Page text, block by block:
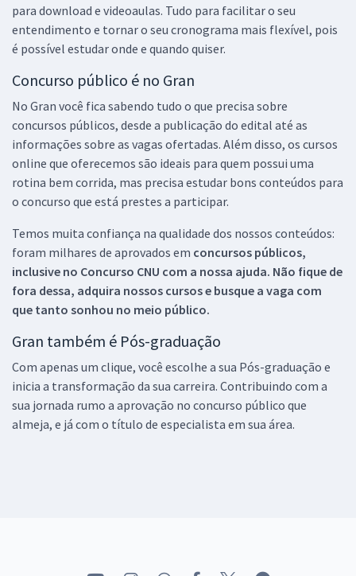
para download e videoaulas. Tudo para facilitar o seu
entendimento e tornar o seu cronograma mais flexível, pois
é possível estudar onde e quando quiser.
Concurso público é no Gran
No Gran você fica sabendo tudo o que precisa sobre
concursos públicos, desde a publicação do edital até as
informações sobre as vagas ofertadas. Além disso, os cursos
online que oferecemos são ideais para quem possui uma
rotina bem corrida, mas precisa estudar bons conteúdos para
o concurso que está prestes a participar.
Temos muita confiança na qualidade dos nossos conteúdos:
foram milhares de aprovados em concursos públicos,
inclusive no Concurso CNU com a nossa ajuda. Não fique de
fora dessa, adquira nossos cursos e busque a vaga com
que tanto sonhou no meio público.
Gran também é Pós-graduação
Com apenas um clique, você escolhe a sua Pós-graduação e
inicia a transformação da sua carreira. Contribuindo com a
sua jornada rumo a aprovação no concurso público que
almeja, e já com o título de especialista em sua área.